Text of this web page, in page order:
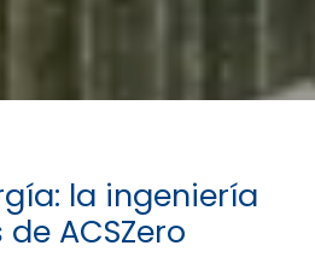
la ingeniería
ACSZero